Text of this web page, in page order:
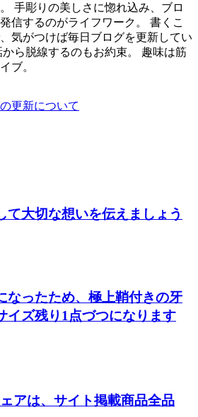
手彫りの美しさに惚れ込み、ブロ
信するのがライフワーク。 書くこ
気がつけば毎日ブログを更新してい
ら脱線するのもお約束。 趣味は筋
ブ。
更新について
て大切な想いを伝えましょう
なったため、極上鞘付きの牙
イズ残り1点づつになります
アは、サイト掲載商品全品